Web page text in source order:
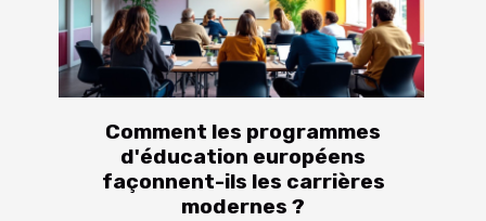
Comment les programmes
d'éducation européens
façonnent-ils les carrières
modernes ?